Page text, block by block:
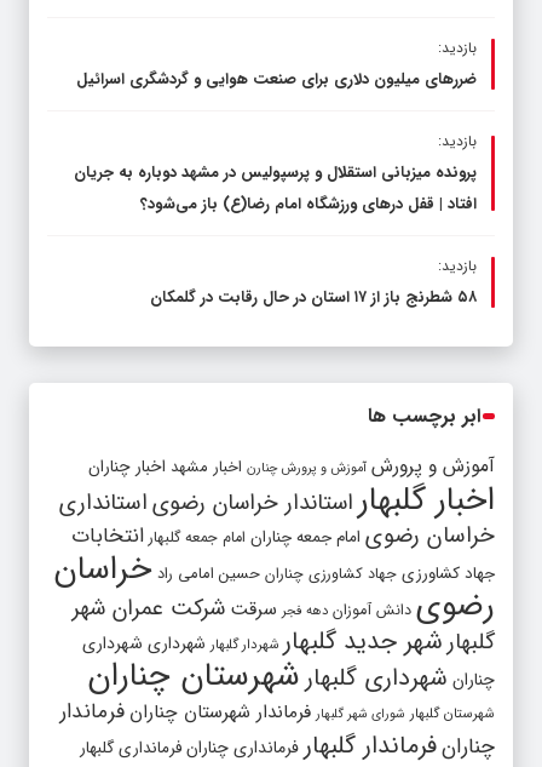
بازدید:
ضررهای میلیون دلاری برای صنعت هوایی و گردشگری اسرائیل
بازدید:
پرونده میزبانی استقلال و پرسپولیس در مشهد دوباره به جریان
افتاد | قفل در‌های ورزشگاه امام رضا(ع) باز می‌شود؟
بازدید:
۵۸ شطرنج‌ باز از ۱۷ استان در حال رقابت در گلمکان
ابر برچسب ها
آموزش و پرورش آموزش و پرورش چنارن اخبار مشهد اخبار چناران
اخبار گلبهار استاندار خراسان رضویاستانداری
خراسان رضوی امام جمعه چناران امام جمعه گلبهار انتخابات
جهاد کشاورزی جهاد کشاورزی چناران حسین امامی راد خراسان
رضوی دانش آموزان دهه فجر سرقت شرکت عمران شهر
گلبهارشهر جدید گلبهار شهردار گلبهار شهرداری شهرداری
چناران شهرداری گلبهار شهرستان چناران
شهرستان گلبهار شورای شهر گلبهار فرماندار شهرستان چناران فرماندار
چنارانفرماندار گلبهار فرمانداری چنارانفرمانداری گلبهار